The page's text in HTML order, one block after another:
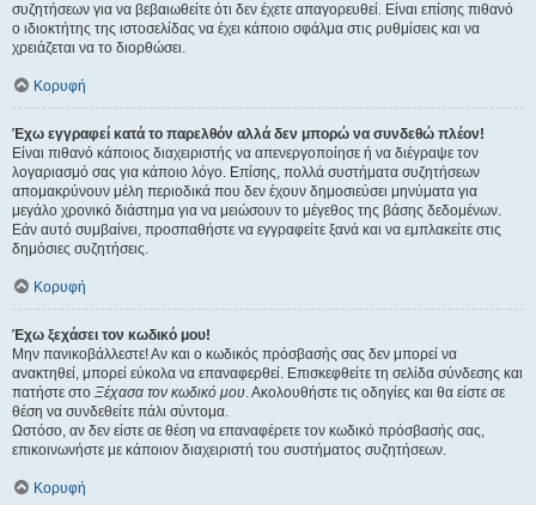
συζητήσεων για να βεβαιωθείτε ότι δεν έχετε απαγορευθεί. Είναι επίσης πιθανό
ο ιδιοκτήτης της ιστοσελίδας να έχει κάποιο σφάλμα στις ρυθμίσεις και να
χρειάζεται να το διορθώσει.
Κορυφή
Έχω εγγραφεί κατά το παρελθόν αλλά δεν μπορώ να συνδεθώ πλέον!
Είναι πιθανό κάποιος διαχειριστής να απενεργοποίησε ή να διέγραψε τον
λογαριασμό σας για κάποιο λόγο. Επίσης, πολλά συστήματα συζητήσεων
απομακρύνουν μέλη περιοδικά που δεν έχουν δημοσιεύσει μηνύματα για
μεγάλο χρονικό διάστημα για να μειώσουν το μέγεθος της βάσης δεδομένων.
Εάν αυτό συμβαίνει, προσπαθήστε να εγγραφείτε ξανά και να εμπλακείτε στις
δημόσιες συζητήσεις.
Κορυφή
Έχω ξεχάσει τον κωδικό μου!
Μην πανικοβάλλεστε! Αν και ο κωδικός πρόσβασής σας δεν μπορεί να
ανακτηθεί, μπορεί εύκολα να επαναφερθεί. Επισκεφθείτε τη σελίδα σύνδεσης και
πατήστε στο Ξέχασα τον κωδικό μου. Ακολουθήστε τις οδηγίες και θα είστε σε
θέση να συνδεθείτε πάλι σύντομα.
Ωστόσο, αν δεν είστε σε θέση να επαναφέρετε τον κωδικό πρόσβασής σας,
επικοινωνήστε με κάποιον διαχειριστή του συστήματος συζητήσεων.
Κορυφή